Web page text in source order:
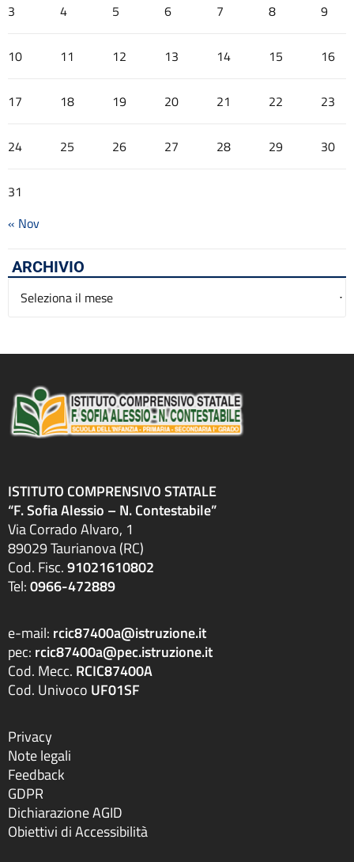
3 4 5 6 7 8 9
10 11 12 13 14 15 16
17 18 19 20 21 22 23
24 25 26 27 28 29 30
31
« Nov
ARCHIVIO
Archivio
ISTITUTO COMPRENSIVO STATALE
“F. Sofia Alessio – N. Contestabile”
Via Corrado Alvaro, 1
89029 Taurianova (RC)
Cod. Fisc.91021610802
Tel:0966-472889
e-mail: rcic87400a@istruzione.it
pec: rcic87400a@pec.istruzione.it
Cod. Mecc. RCIC87400A
Cod. Univoco UF01SF
Privacy
Note legali
Feedback
GDPR
Dichiarazione AGID
Obiettivi di Accessibilità